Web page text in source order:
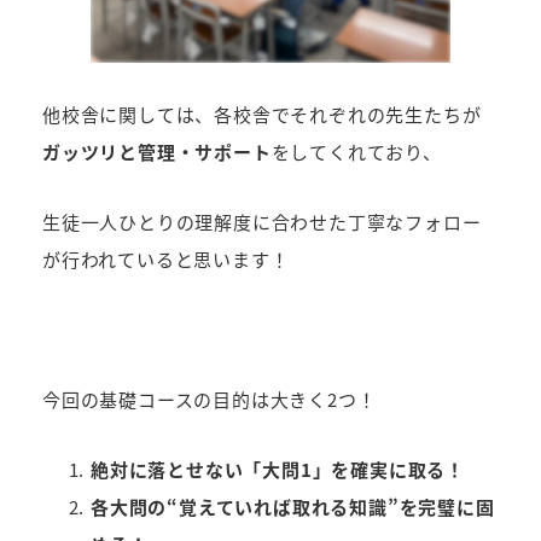
他校舎に関しては、各校舎でそれぞれの先生たちが
ガッツリと管理・サポートをしてくれており、
生徒一人ひとりの理解度に合わせた丁寧なフォロー
が行われていると思います！
今回の基礎コースの目的は大きく2つ！
絶対に落とせない「大問1」を確実に取る！
各大問の“覚えていれば取れる知識”を完璧に固